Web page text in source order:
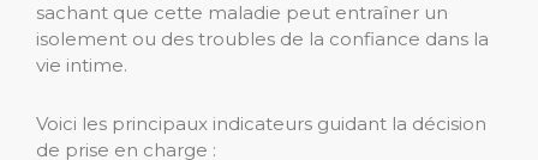
sachant que cette maladie peut entraîner un
isolement ou des troubles de la confiance dans la
vie intime.
Voici les principaux indicateurs guidant la décision
de prise en charge :